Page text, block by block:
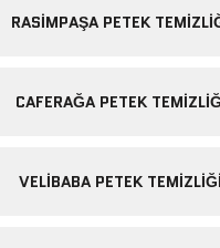
RASIMPAŞA PETEK
CAFERAĞA PETEK
VELIBABA PETEK TEMIZLIĞI